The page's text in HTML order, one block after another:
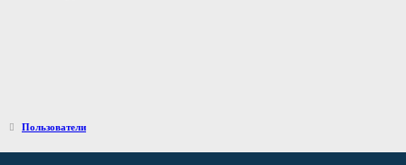
Пользователи